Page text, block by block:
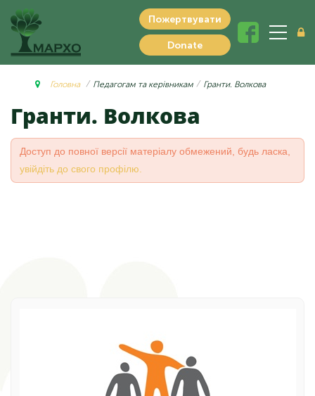
Пожертвувати
Donate
Головна Педагогам та керівникам Гранти. Волкова
Гранти. Волкова
Доступ до повної версії матеріалу обмежений, будь ласка,
увійдіть до свого профілю.